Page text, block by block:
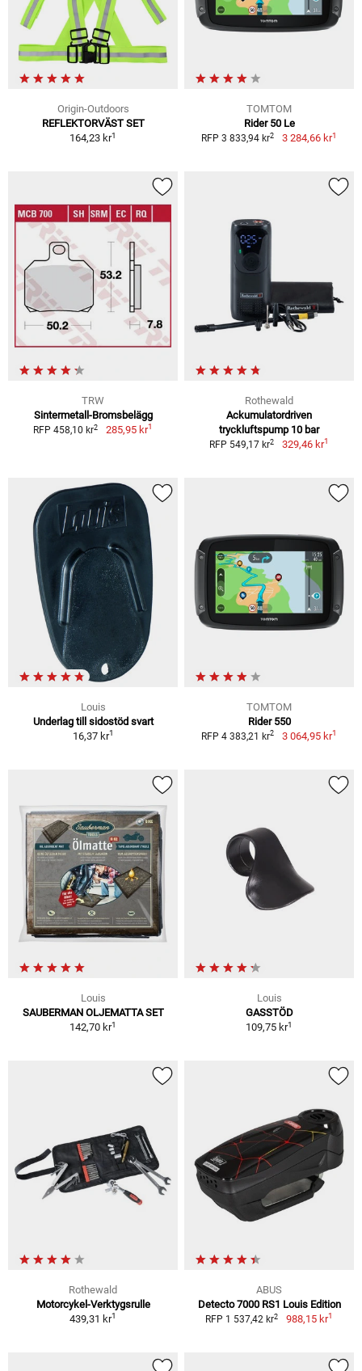
Origin-Outdoors
REFLEKTORVÄST SET
164,23 kr1
TOMTOM
Rider 50 Le
RFP 3 833,94 kr2 3 284,66 kr1
TRW
Sintermetall-Bromsbelägg
RFP 458,10 kr2 285,95 kr1
Rothewald
Ackumulatordriven
tryckluftspump 10 bar
RFP 549,17 kr2 329,46 kr1
Louis
Underlag till sidostöd svart
16,37 kr1
TOMTOM
Rider 550
RFP 4 383,21 kr2 3 064,95 kr1
Louis
SAUBERMAN OLJEMATTA SET
142,70 kr1
Louis
GASSTÖD
109,75 kr1
Rothewald
Motorcykel-Verktygsrulle
439,31 kr1
ABUS
Detecto 7000 RS1 Louis Edition
RFP 1 537,42 kr2 988,15 kr1